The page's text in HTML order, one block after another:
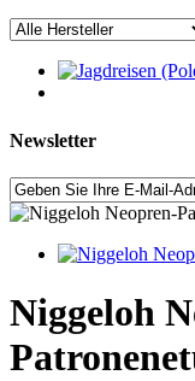
Newsletter
Niggeloh